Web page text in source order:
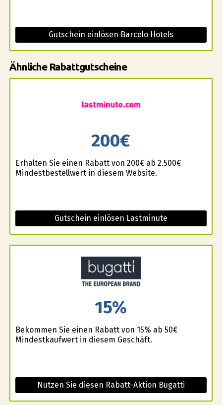
Gutschein einlösen Barcelo Hotels
Ähnliche Rabattgutscheine
200€
Erhalten Sie einen Rabatt von 200€ ab 2.500€
Mindestbestellwert in diesem Website.
Gutschein einlösen Lastminute
15%
Bekommen Sie einen Rabatt von 15% ab 50€
Mindestkaufwert in diesem Geschäft.
Nutzen Sie diesen Rabatt-Aktion Bugatti